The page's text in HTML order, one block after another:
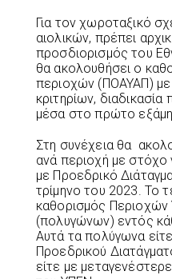
Για τον χωροταξικό
αιολικών, πρέπει
προσδιορισμός του
θα ακολουθήσει ο
περιοχών (ΠΟΑΥΑΠ) με
κριτηρίων,
μέσα στο πρώτο
Στη συνέχεια θα
ανά περιοχή με στόχο
με Προεδρικό
τρίμηνο του 2023. Το
καθορισμός
(πολυγώνων) εντός
Αυτά τα πολύγωνα
Προεδρικού
είτε με